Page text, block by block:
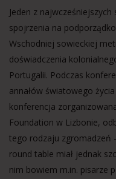
Jeden z
spojrzenia na
Wschodniej sowieckiej
doświadczenia
Portugalii. Podczas
annałów światowego
konferencja
Foundation w Lizbonie,
tego rodzaju zgromadzeń
round table miał jednak
nim bowiem m.in. pisarze